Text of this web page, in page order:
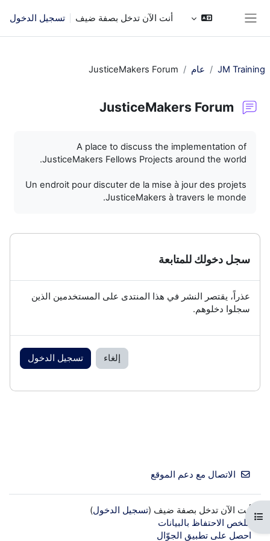
أنت الآن تدخل بصفة ضيف تسجيل الدخول
فتح فهرس المقرر
JM Training عام JusticeMakers Forum
JusticeMakers Forum
A place to discuss the implementation of
JusticeMakers Fellows Projects around the world.
Un endroit pour discuter de la mise à jour des projets
JusticeMakers à travers le monde.
سجل دخولك للمتابعة
عذراً، يقتصر النشر في هذا المنتدى على المستخدمين الذين
سجلوا دخلوهم.
إلغاء تسجيل الدخول
الاتصال مع دعم الموقع
أنت الآن تدخل بصفة ضيف (تسجيل الدخول)
ملخص الاحتفاظ بالبيانات
احصل على تطبيق الجوّال